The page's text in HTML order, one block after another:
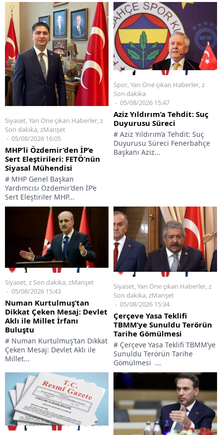
Siyaset,Yan Öne çıkan Haberler,z
Son dakika,zManşet
05/08/2026 16:05
MHP’li Özdemir’den İP’e
Sert Eleştirileri: FETÖ’nün
Siyasal Mühendisi
# MHP Genel Başkan
Yardımcısı Özdemir’den İP’e
Sert Eleştiriler MHP...
Spor,Yan Öne çıkan Haberler,z
Son dakika
05/08/2026 15:47
Aziz Yıldırım’a Tehdit: Suç
Duyurusu Süreci
# Aziz Yıldırım’a Tehdit: Suç
Duyurusu Süreci Fenerbahçe
Başkanı Aziz...
Siyaset,z Son dakika,zManşet
05/08/2026 15:43
Numan Kurtulmuş’tan
Dikkat Çeken Mesaj: Devlet
Aklı ile Millet İrfanı
Buluştu
# Numan Kurtulmuş’tan Dikkat
Çeken Mesaj: Devlet Aklı ile
Millet...
Siyaset,Yan Öne çıkan Haberler,z
Son dakika,zManşet
05/08/2026 15:34
Çerçeve Yasa Teklifi
TBMM’ye Sunuldu Terörün
Tarihe Gömülmesi
# Çerçeve Yasa Teklifi TBMM’ye
Sunuldu Terörün Tarihe
Gömülmesi ...